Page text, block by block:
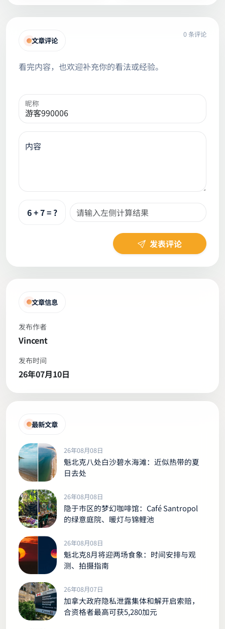
文章评论
看完内容，也欢迎补充你的看法或经验。
0 条评论
昵称
内容
6 + 7 = ?
发表评论
文章信息
发布作者
Vincent
发布时间
26年07月10日
最新文章
26年08月08日
魁北克八处白沙碧水海滩：近似热带的夏
日去处
26年08月08日
隐于市区的梦幻咖啡馆：Café Santropol
的绿意庭院、暖灯与锦鲤池
26年08月08日
魁北克8月将迎两场食象：时间安排与观
测、拍摄指南
26年08月07日
加拿大政府隐私泄露集体和解开启索赔，
合资格者最高可获5,280加元